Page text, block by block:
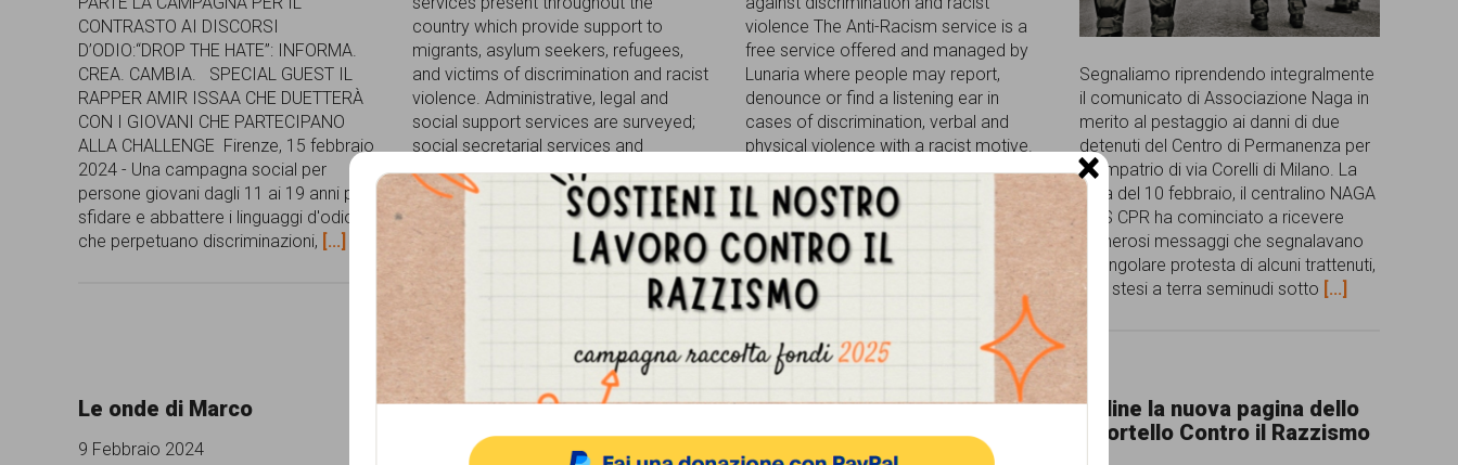
Questo sito fa uso di cookie, anche di terze parti, ma non utilizza alcun cookie di profilazione.
ACCETTA NEGA VISUALIZZA LE PREFERENZE
dei
diritti
di
cittadinanza
per
tutti.
CONTRASTO AI DISCORSI
D’ODIO:“DROP THE HATE”: INFORMA.
CREA. CAMBIA. SPECIAL GUEST IL
RAPPER AMIR ISSAA CHE DUETTERÀ
CON I GIOVANI CHE PARTECIPANO
ALLA CHALLENGE Firenze, 15 febbraio
2024 - Una campagna social per
persone giovani dagli 11 ai 19 anni per
sfidare e abbattere i linguaggi d'odio
che perpetuano discriminazioni, [...]
country which provide support to
migrants, asylum seekers, refugees,
and victims of discrimination and racist
violence. Administrative, legal and
social support services are surveyed;
social secretarial services and
orientation to services in the area. In
addition, the mapping covers centres
[...]
violence The Anti-Racism service is a
free service offered and managed by
Lunaria where people may report,
denounce or find a listening ear in
cases of discrimination, verbal and
physical violence with a racist motive.
We are aware that responding to
violent online[...]
Segnaliamo riprendendo integralmente
il comunicato di Associazione Naga in
merito al pestaggio ai danni di due
detenuti del Centro di Permanenza per
il Rimpatrio di via Corelli di Milano. La
sera del 10 febbraio, il centralino NAGA
SOS CPR ha cominciato a ricevere
numerosi messaggi che segnalavano
la singolare protesta di alcuni trattenuti,
che stesi a terra seminudi sotto [...]
Le onde di Marco
9 Febbraio 2024
Un Protocollo di
Monitoraggio del razzismo
nel mondo dello sport
MANIFESTAZIONE
ANTIRAZZISTA E
ANTIFASCISTA – Macerata
Online la nuova pagina dello
Sportello Contro il Razzismo
×